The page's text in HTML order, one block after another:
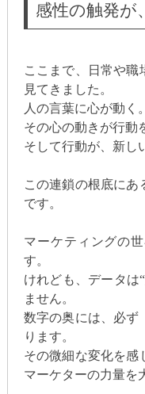
感性の触発が
ここまで、日常や職
見てきました。
人の言葉に心が動く。
その心の動きが行動
そして行動が、新し
この連鎖の根底にあ
です。
マーケティングの
す。
けれども、データは
ません。
数字の奥には、必ず
ります。
その微細な変化を感
マーケターの力量を